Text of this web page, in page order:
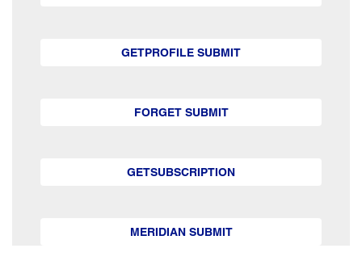
GETPROFILE SUBMIT
FORGET SUBMIT
GETSUBSCRIPTION
MERIDIAN SUBMIT